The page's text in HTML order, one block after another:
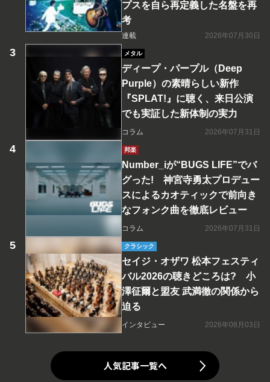
プスを自ら再定義した名盤を再
考
連載 2026年07月30日
メタル
ディープ・パープル（Deep
Purple）の素晴らしい新作
『SPLAT!』に聴く、来日公演
でも実証した新体制の実力
コラム 2026年07月31日
邦楽
Number_iが“BUGS LIFE”でバ
グった! 神宮寺勇太プロデュー
スによるカオティックで前向き
なフォンク曲を徹底レビュー
コラム 2026年07月31日
クラシック
セイジ・オザワ 松本フェスティ
バル2026の聴きどころは? 小
澤征爾と盟友 武満徹の関係から
迫る
インタビュー 2026年08月03日
人気記事一覧へ